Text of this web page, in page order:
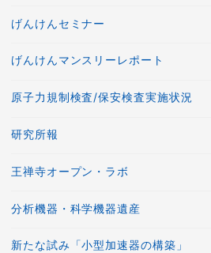
げんけんセミナー
げんけんマンスリーレポート
原子力規制検査/保安検査実施状況
研究所報
王禅寺オープン・ラボ
分析機器・科学機器遺産
新たな試み「小型加速器の構築」